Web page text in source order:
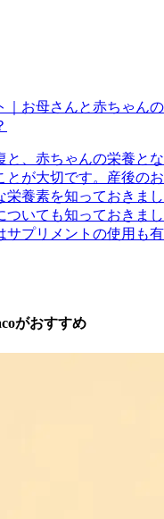
｜お母さんと赤ちゃんの
と、赤ちゃんの栄養とな
とが大切です。産後のお
栄養素を知っておきまし
ついても知っておきまし
サプリメントの使用も有
がおすすめ